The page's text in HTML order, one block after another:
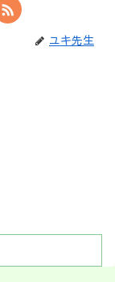
ユキ先生